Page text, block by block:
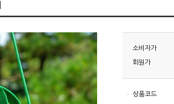
소비자가
회원가
상품코드